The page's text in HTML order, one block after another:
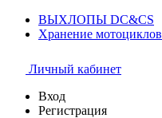
ВЫХЛОПЫ DC&CS
Хранение мотоциклов
Личный кабинет
Вход
Регистрация